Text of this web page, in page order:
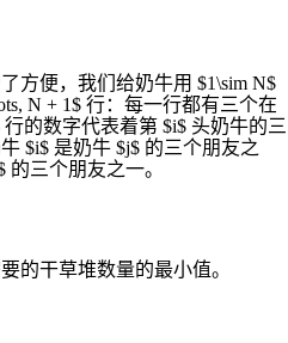
方便，我们给奶牛用 $1\sim N$
N + 1$ 行：每一行都有三个在
的数字代表着第 $i$ 头奶牛的三
$i$ 是奶牛 $j$ 的三个朋友之
三个朋友之一。
的干草堆数量的最小值。